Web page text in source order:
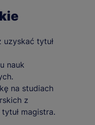
uzyskać tytuł
nauk
na studiach
z
magistra.